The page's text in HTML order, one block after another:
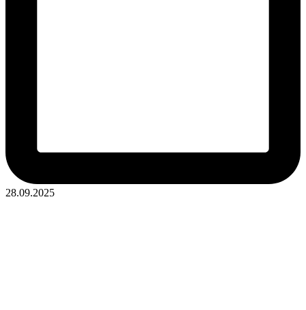
28.09.2025